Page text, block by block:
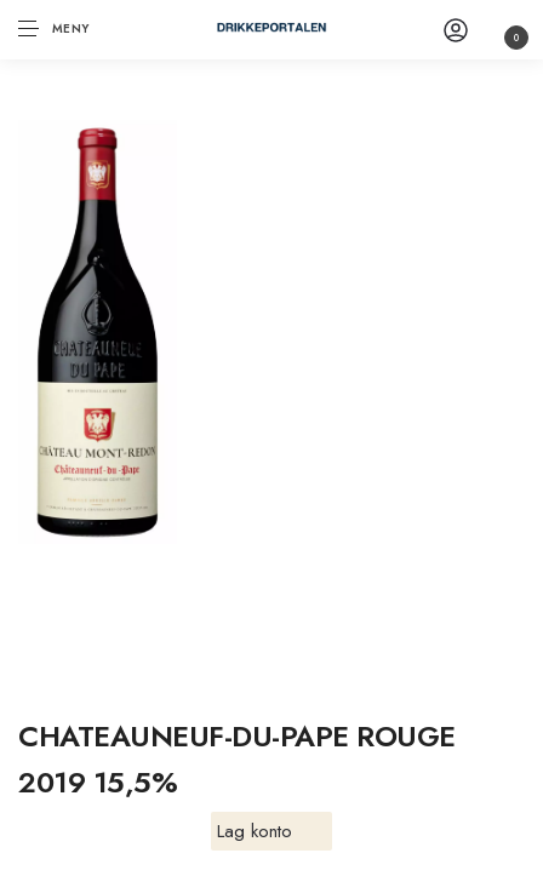
MENY 0
CHATEAUNEUF-DU-PAPE ROUGE
2019 15,5%
Lag konto